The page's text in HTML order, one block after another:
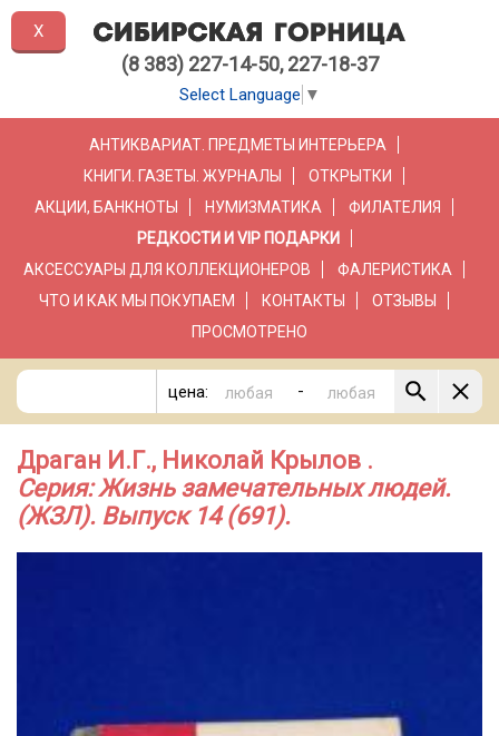
(8 383) 227-14-50, 227-18-37
Select Language ▼
АНТИКВАРИАТ. ПРЕДМЕТЫ ИНТЕРЬЕРА
КНИГИ. ГАЗЕТЫ. ЖУРНАЛЫ
ОТКРЫТКИ
АКЦИИ, БАНКНОТЫ
НУМИЗМАТИКА
ФИЛАТЕЛИЯ
РЕДКОСТИ И VIP ПОДАРКИ
АКСЕССУАРЫ ДЛЯ КОЛЛЕКЦИОНЕРОВ
ФАЛЕРИСТИКА
ЧТО И КАК МЫ ПОКУПАЕМ
КОНТАКТЫ
ОТЗЫВЫ
ПРОСМОТРЕНО
цена: -
Драган И.Г., Николай Крылов .
Серия: Жизнь замечательных людей.
(ЖЗЛ). Выпуск 14 (691).
X